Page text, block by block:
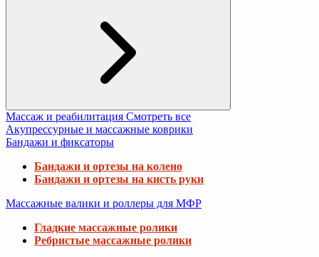
Массаж и реабилитация Смотреть все
Акупрессурные и массажные коврики
Бандажи и фиксаторы
Бандажи и ортезы на колено
Бандажи и ортезы на кисть руки
Массажные валики и роллеры для МФР
Гладкие массажные ролики
Ребристые массажные ролики